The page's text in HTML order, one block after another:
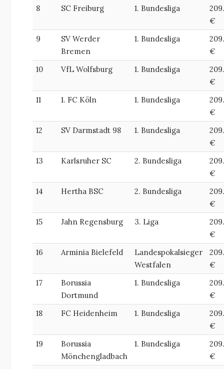
8 SC Freiburg 1. Bundesliga
€
9
SV Werder
Bremen
1. Bundesliga
€
10
VfL Wolfsburg 1. Bundesliga
€
11
1. FC Köln 1. Bundesliga
€
12
SV Darmstadt 98 1. Bundesliga
€
13
Karlsruher SC 2. Bundesliga
€
14
Hertha BSC 2. Bundesliga
€
15
Jahn Regensburg 3. Liga
€
16
Arminia Bielefeld
Landespokalsieger
Westfalen
€
17
Borussia
Dortmund
1. Bundesliga
€
18
FC Heidenheim 1. Bundesliga
€
19
Borussia
Mönchengladbach
1. Bundesliga
€